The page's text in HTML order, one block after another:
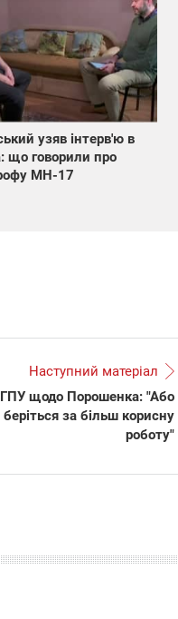
узяв інтерв'ю в
що говорили про
МН-17
Наступний матеріал
щодо Порошенка: "Або
за більш корисну
роботу"